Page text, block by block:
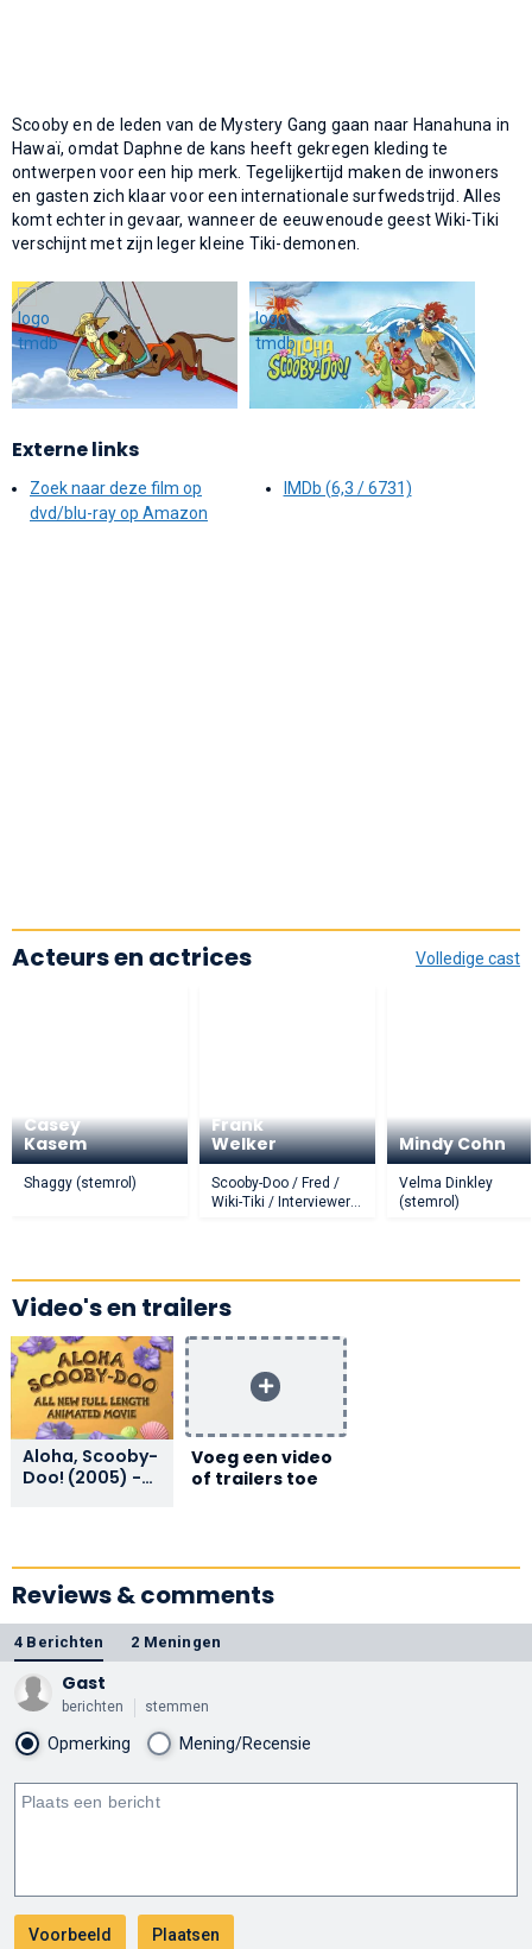
Scooby en de leden van de Mystery Gang gaan naar Hanahuna in
Hawaï, omdat Daphne de kans heeft gekregen kleding te
ontwerpen voor een hip merk. Tegelijkertijd maken de inwoners
en gasten zich klaar voor een internationale surfwedstrijd. Alles
komt echter in gevaar, wanneer de eeuwenoude geest Wiki-Tiki
verschijnt met zijn leger kleine Tiki-demonen.
Externe links
Zoek naar deze film op
dvd/blu-ray op Amazon
IMDb (6,3 / 6731)
Volledige cast
Acteurs en actrices
Casey
Kasem
Shaggy (stemrol)
Frank
Welker
Scooby-Doo / Fred /
Wiki-Tiki / Interviewer
Mindy Cohn
Velma Dinkley
(stemrol)
Video's en trailers
Aloha, Scooby-
Doo! (2005) -
Voeg een video
of trailers toe
Reviews & comments
4 Berichten 2 Meningen
Gast
berichten stemmen
Opmerking Mening/Recensie